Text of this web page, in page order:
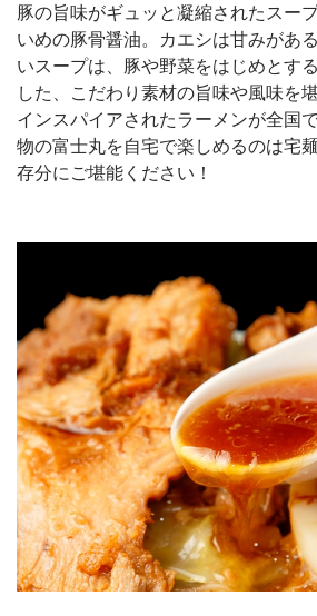
豚の旨味がギュッと凝縮されたスー
いめの豚骨醤油。カエシは甘みがあ
いスープは、豚や野菜をはじめとす
した、こだわり素材の旨味や風味を
インスパイアされたラーメンが全国
物の富士丸を自宅で楽しめるのは宅
存分にご堪能ください！